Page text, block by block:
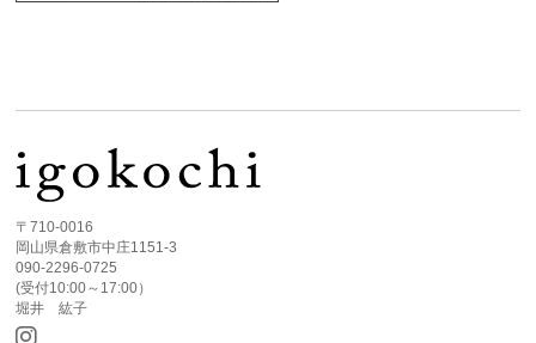
〒710-0016
岡山県倉敷市中庄1151-3
090-2296-0725
(受付10:00～17:00）
堀井 紘子